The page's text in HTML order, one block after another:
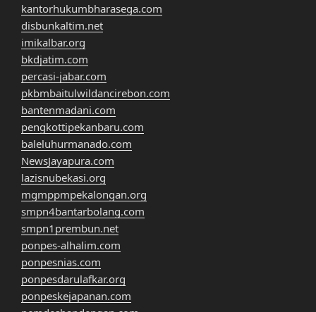
kantorhukumbharasega.com
disbunkaltim.net
imikalbar.org
bkdjatim.com
percasi-jabar.com
pkbmbaitulwildancirebon.com
bantenmadani.com
pengkottipekanbaru.com
baleluhurmanado.com
NewsJayapura.com
lazisnubekasi.org
mgmppmpekalongan.org
smpn4bantarbolang.com
smpn1prembun.net
ponpes-alhalim.com
ponpesnias.com
ponpesdarulafkar.org
ponpeskejapanan.com